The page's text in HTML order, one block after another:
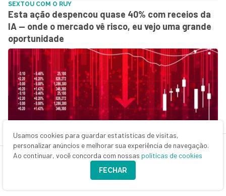
31 de julho de 2026 - 6:11
SEXTOU COM O RUY
Esta ação despencou quase 40% com receios da
IA — onde o mercado vê risco, eu vejo uma grande
oportunidade
O MELHOR DO SEU DINHEIRO
O problema oculto da Vale (VALE3) e a mensagem
Usamos cookies para guardar estatísticas de visitas,
personalizar anúncios e melhorar sua experiência de navegação.
Ao continuar, você concorda com nossas políticas de cookies
FECHAR